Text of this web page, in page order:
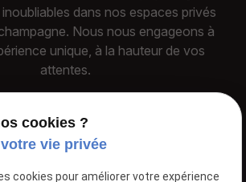
dans nos espaces privés
Nous nous engageons à
unique, à la hauteur de vos
attentes.
cookies ?
vie privée
cookies pour améliorer votre expérience